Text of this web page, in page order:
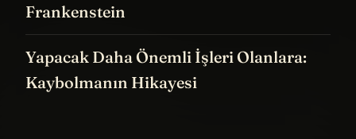
Frankenstein
Yapacak Daha Önemli İşleri Olanlara:
Kaybolmanın Hikayesi